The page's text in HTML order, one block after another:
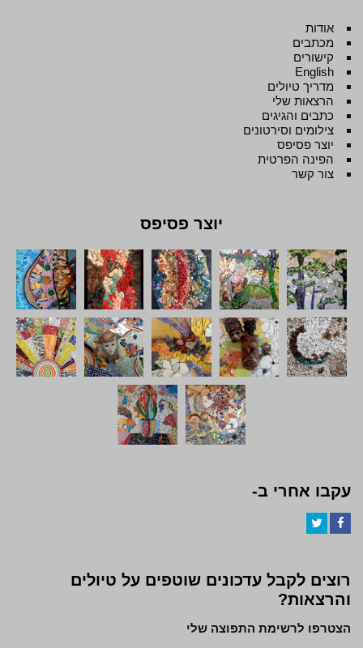
אודות
מכתבים
קישורים
English
מדריך טיולים
הרצאות שלי
כתבים והגיגים
צילומים וסירטונים
יוצר פסיפס
הפינה הפרטית
צור קשר
יוצר פסיפס
עקבו אחרי ב-
רוצים לקבל עדכונים שוטפים על טיולים
והרצאות?
הצטרפו לרשימת התפוצה שלי